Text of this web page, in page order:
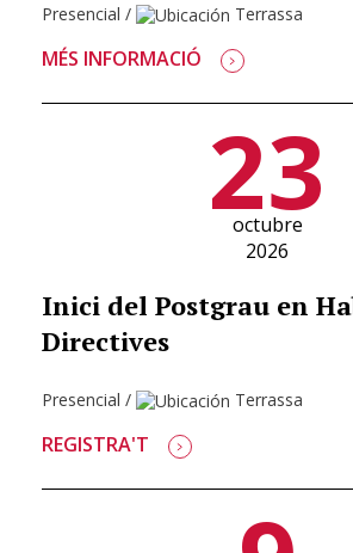
Presencial / Terrassa
MÉS INFORMACIÓ
23
octubre
2026
Inici del Postgrau en
Directives
Presencial / Terrassa
REGISTRA'T